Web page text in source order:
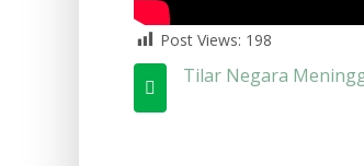
Post Views: 198
Tilar Negara